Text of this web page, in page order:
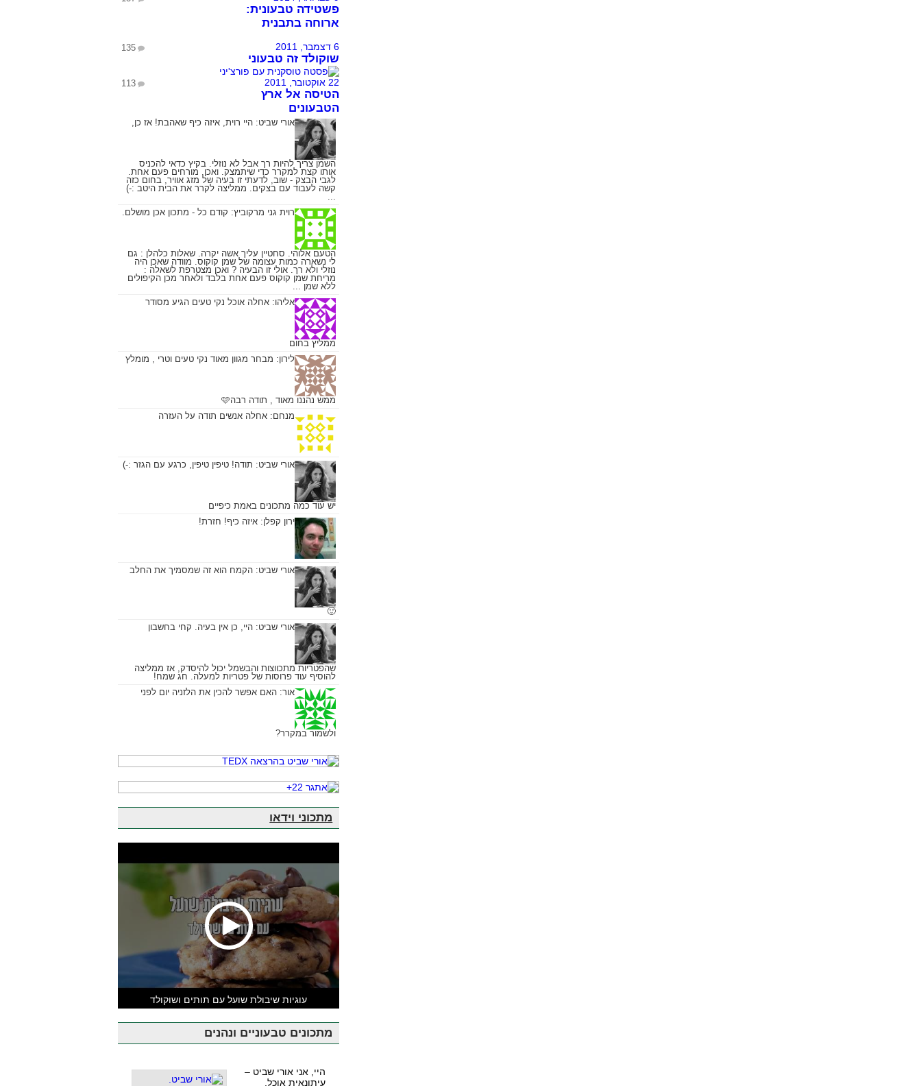
פשטידה טבעונית:
ארוחה בתבנית
6 דצמבר, 2011 135
שוקולד זה טבעוני
22 אוקטובר, 2011 113
הטיסה אל ארץ
הטבעונים
אורי שביט: היי רוית, איזה כיף שאהבת! אז כן,
השמן צריך להיות רך אבל לא נוזלי. בקיץ כדאי להכניס
אותו קצת למקרר כדי שיתמצק. ואכן, מורחים פעם אחת.
לגבי הבצק - שוב, לדעתי זו בעיה של מזג אוויר, בחום כזה
קשה לעבוד עם בצקים. ממליצה לקרר את הבית היטב :-)
...
רוית גני מרקוביץ: קודם כל - מתכון אכן מושלם.
הטעם אלוהי. סחטיין עליך אשה יקרה. שאלות כלהלן : גם
לי נשארה כמות עצומה של שמן קוקוס. מוודה שאכן היה
נוזלי ולא רך. אולי זו הבעיה ? ואכן מצטרפת לשאלה :
מריחת שמן קוקוס פעם אחת בלבד ולאחר מכן הקיפולים
ללא שמן ...
אליהו: אחלה אוכל נקי טעים הגיע מסודר
ממליץ בחום
לירון: מבחר מגוון מאוד נקי טעים וטרי , מומלץ
ממש נהננו מאוד , תודה רבה🩷
מנחם: אחלה אנשים תודה על העזרה
אורי שביט: תודה! טיפין טיפין, כרגע עם הגזר :-)
יש עוד כמה מתכונים באמת כיפיים
ירון קפלן: איזה כיף! חזרת!
אורי שביט: הקמח הוא זה שמסמיך את החלב
🙂
אורי שביט: היי, כן אין בעיה. קחי בחשבון
שהפטריות מתכווצות והבשמל יכול להיסדק, אז ממליצה
להוסיף עוד פרוסות של פטריות למעלה. חג שמח!
אור: האם אפשר להכין את הלזניה יום לפני
ולשמור במקרר?
מתכוני וידאו
עוגיות שיבולת שועל עם תותים ושוקולד
מתכונים טבעוניים ונהנים
היי, אני אורי שביט –
עיתונאית אוכל,